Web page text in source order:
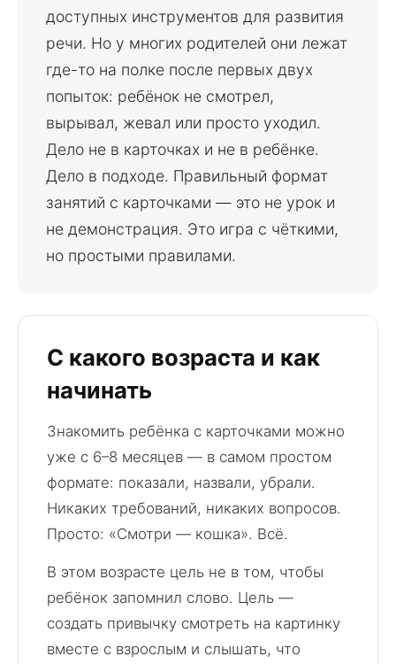
доступных инструментов для развития
речи. Но у многих родителей они лежат
где-то на полке после первых двух
попыток: ребёнок не смотрел,
вырывал, жевал или просто уходил.
Дело не в карточках и не в ребёнке.
Дело в подходе. Правильный формат
занятий с карточками — это не урок и
не демонстрация. Это игра с чёткими,
но простыми правилами.
С какого возраста и как
начинать
Знакомить ребёнка с карточками можно
уже с 6–8 месяцев — в самом простом
формате: показали, назвали, убрали.
Никаких требований, никаких вопросов.
Просто: «Смотри — кошка». Всё.
В этом возрасте цель не в том, чтобы
ребёнок запомнил слово. Цель —
создать привычку смотреть на картинку
вместе с взрослым и слышать, что